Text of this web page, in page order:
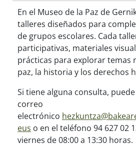
En el Museo de la Paz de
talleres diseñados para
de grupos escolares. Cada
participativas, materiales
prácticas para explorar temas
paz, la historia y los derechos
Si tiene alguna consulta,
correo
electrónico
eus o en el teléfono 94 627 02
viernes de 08:00 a 13:30 horas.